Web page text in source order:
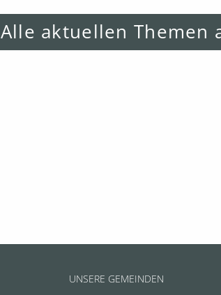
Alle aktuellen Themen
UNSERE GEMEINDEN